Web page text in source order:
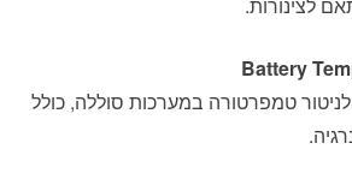
Battery
טמפרטורה במערכות סוללה, כולל